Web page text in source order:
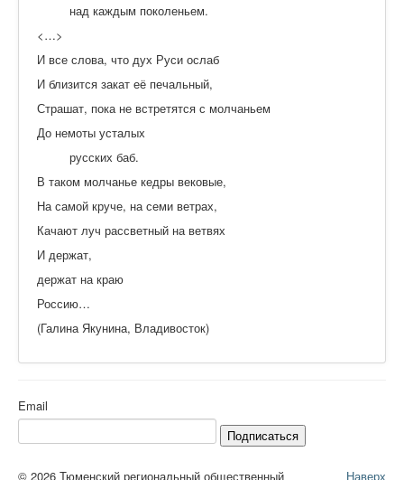
над каждым поколеньем.
<…>
И все слова, что дух Руси ослаб
И близится закат её печальный,
Страшат, пока не встретятся с молчаньем
До немоты усталых
русских баб.
В таком молчанье кедры вековые,
На самой круче, на семи ветрах,
Качают луч рассветный на ветвях
И держат,
держат на краю
Россию…
(Галина Якунина, Владивосток)
Email
Подписаться
Наверх
© 2026 Тюменский региональный общественный